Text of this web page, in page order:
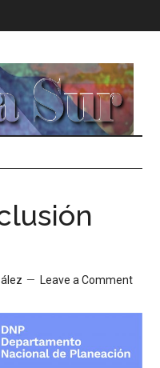
Leave a Comment